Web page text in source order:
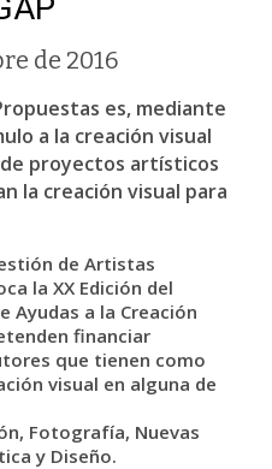
de 2016
es, mediante
a la creación visual
proyectos artísticos
la creación visual para
de Artistas
la XX Edición del
Ayudas a la Creación
financiar
que tienen como
visual en alguna de
Fotografía, Nuevas
y Diseño.